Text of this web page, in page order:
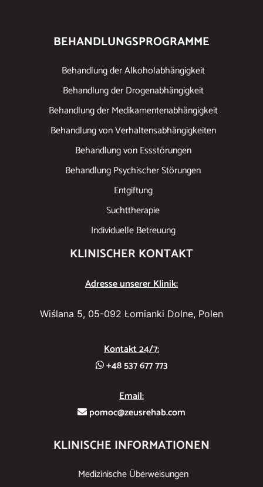
BEHANDLUNGSPROGRAMME
Behandlung der Alkoholabhängigkeit
Behandlung der Drogenabhängigkeit
Behandlung der Medikamentenabhängigkeit
Behandlung von Verhaltensabhängigkeiten
Behandlung von Essstörungen
Behandlung Psychischer Störungen
Entgiftung
Suchttherapie
Individuelle Betreuung
KLINISCHER KONTAKT
Adresse unserer Klinik:
Wiślana 5, 05-092 Łomianki Dolne, Polen
Kontakt 24/7:
+48 537 677 773
Email:
pomoc@zeusrehab.com
KLINISCHE INFORMATIONEN
Medizinische Überweisungen